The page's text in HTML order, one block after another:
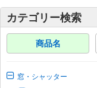
カテゴリー検索
商品名
窓・シャッター